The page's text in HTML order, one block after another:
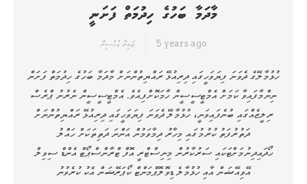
މާދަމާ ބަހުގެ ހިދުމަތް ފަށަނީ
ޒައިނާ މުހުސިން 5 years ago
ހުޅުމާލޭގެ ދެވަނަ ފިޔަވަހީގައި ދިރިއުޅޭ ރައްޔިތުންނަށް މާދަމާ ބަހުގެ ހިދުމަތް ފަށަން
ނިންމާފައިވާ ކަމަށް އެމްޓީސީސީން ހާމަކޮށްފިއެވެ. އެމްޓީސީސީން ނެރުނު ޕްރެސް
ރިލީޒެއްގައި ބުނެފައިވަނީ، ހުޅުމާލޭ ދެވަނަ ފިޔަވަހީގައި ދިރިއުޅޭ ރައްޔިތުންނަށް
ދަތުރުފަތު ކުރުމުގައި މިހާރު ދިމާވަމުން އަންނަ ދަތިތަކަށް ހައްލު
ހޯދައިދިނުމަށްޓަކައި ސަރުކާރުން މިނިސްޓްރީ އޮފް ޓްރާންސްޕޯޓް އެންޑް ސިވިލް
އޭވިއޭޝަން އާއި ހުޅުމާލެ ޑިވޮލޮޕްމަންޓް ކޯޕަރޭޝަން އެކު ކުރެވުނު